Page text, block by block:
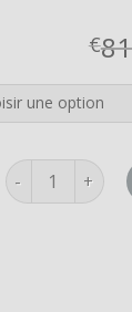
€
quantité de